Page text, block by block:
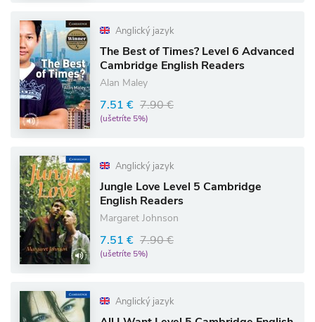
Anglický jazyk
The Best of Times? Level 6 Advanced
Cambridge English Readers
Alan Maley
7.51 € 7.90 €
(ušetríte 5%)
Anglický jazyk
Jungle Love Level 5 Cambridge
English Readers
Margaret Johnson
7.51 € 7.90 €
(ušetríte 5%)
Anglický jazyk